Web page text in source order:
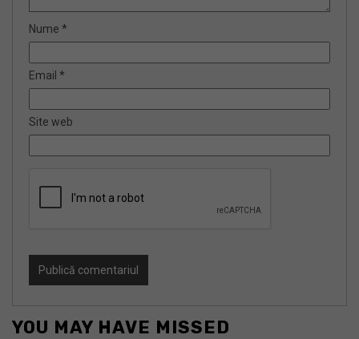
Nume *
Email *
Site web
YOU MAY HAVE MISSED